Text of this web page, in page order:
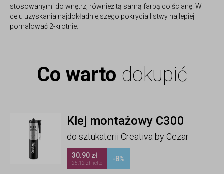
stosowanymi do wnętrz, również tą samą farbą co ścianę. W
celu uzyskania najdokładniejszego pokrycia listwy najlepiej
pomalować 2-krotnie.
Co warto dokupić
Klej montażowy C300
do sztukaterii Creativa by Cezar
30.90 zł
25.12 zł netto
-8%